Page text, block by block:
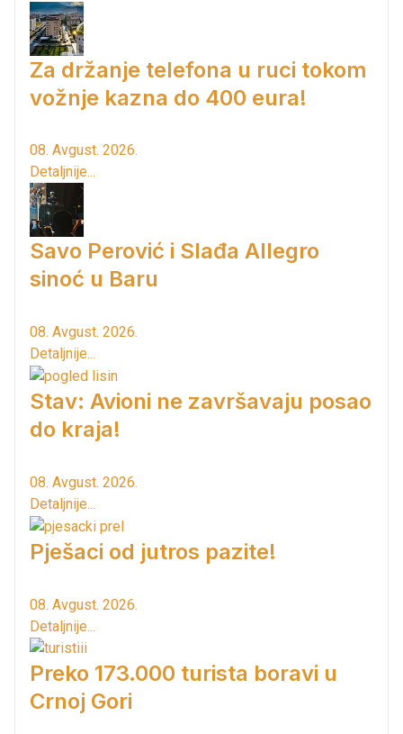
Za držanje telefona u ruci tokom
vožnje kazna do 400 eura!
08. Avgust. 2026.
Detaljnije...
Savo Perović i Slađa Allegro
sinoć u Baru
08. Avgust. 2026.
Detaljnije...
Stav: Avioni ne završavaju posao
do kraja!
08. Avgust. 2026.
Detaljnije...
Pješaci od jutros pazite!
08. Avgust. 2026.
Detaljnije...
Preko 173.000 turista boravi u
Crnoj Gori